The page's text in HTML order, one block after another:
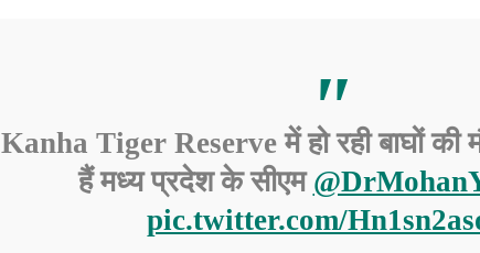
Kanha Tiger Reserve में हो रही बाघों की
हैं मध्य प्रदेश के सीएम
pic.twitter.com/